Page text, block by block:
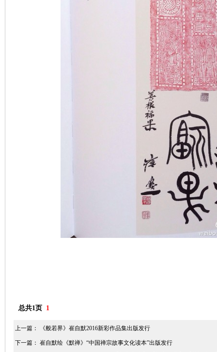
总共1页 1
上一篇： 《般若界》崔自默2016新彩作品集出版发行
下一篇： 崔自默绘《默禅》“中国禅宗故事文化读本”出版发行